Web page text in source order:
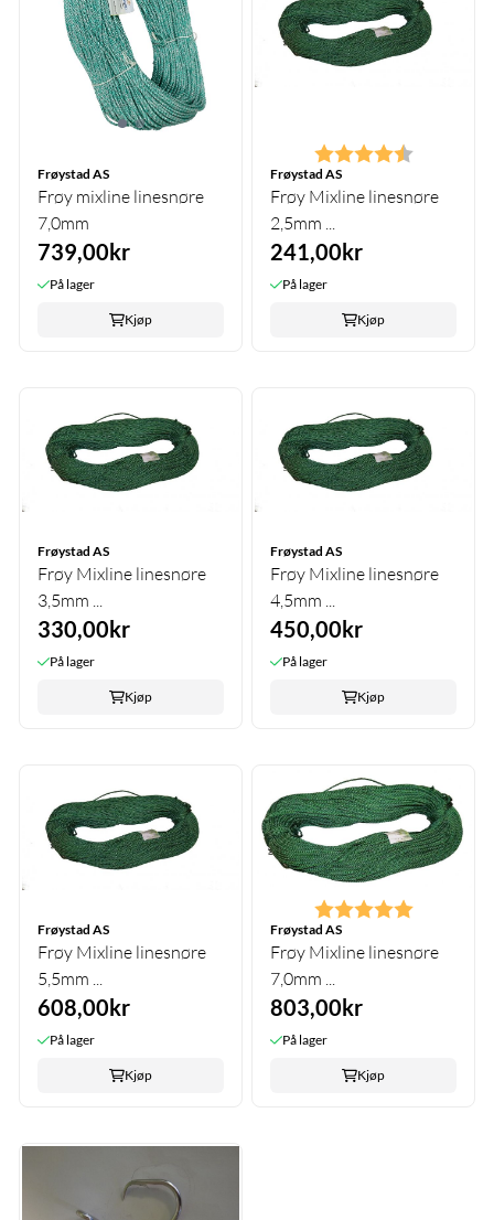
Frøystad AS
Frøy mixline linesnøre
7,0mm
739,00kr
På lager
Kjøp
Karakter: 4.7 av 5
Frøystad AS
Frøy Mixline linesnøre
2,5mm ...
241,00kr
På lager
Kjøp
Frøystad AS
Frøy Mixline linesnøre
3,5mm ...
330,00kr
På lager
Kjøp
Frøystad AS
Frøy Mixline linesnøre
4,5mm ...
450,00kr
På lager
Kjøp
Frøystad AS
Frøy Mixline linesnøre
5,5mm ...
608,00kr
På lager
Kjøp
Karakter: 5.0 av 5
Frøystad AS
Frøy Mixline linesnøre
7,0mm ...
803,00kr
På lager
Kjøp